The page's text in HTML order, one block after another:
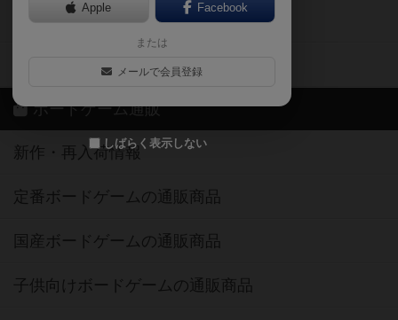
Apple Facebook
または
メールで会員登録
しばらく表示しない
ボードゲーム業界コラム
ボドゲーマご利用案内
ボードゲーム通販
新作・再入荷情報
定番ボードゲームの通販商品
国産ボードゲームの通販商品
子供向けボードゲームの通販商品